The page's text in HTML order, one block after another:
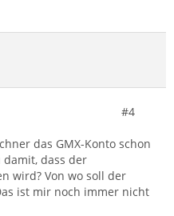
#4
das GMX-Konto schon
dass der
wird? Von wo soll der
ist mir noch immer nicht